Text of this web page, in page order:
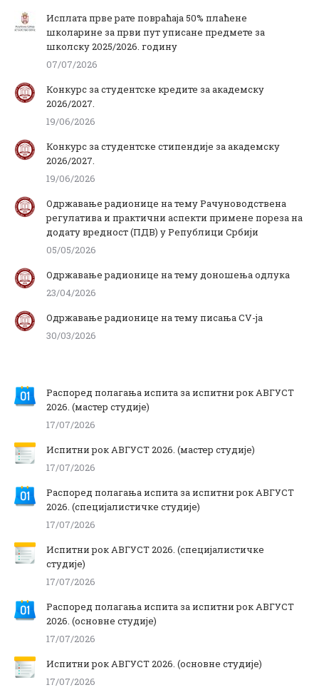
Исплата прве рате повраћаја 50% плаћене
школарине за први пут уписане предмете за
школску 2025/2026. годину
07/07/2026
Конкурс за студентске кредите за академску
2026/2027.
19/06/2026
Конкурс за студентске стипендије за академску
2026/2027.
19/06/2026
Одржавање радионице на тему Рачуноводствена
регулатива и практични аспекти примене пореза на
додату вредност (ПДВ) у Републици Србији
05/05/2026
Одржавање радионице на тему доношења одлука
23/04/2026
Одржавање радионице на тему писања CV-ja
30/03/2026
Распоред полагања испита за испитни рок АВГУСТ
2026. (мастер студије)
17/07/2026
Испитни рок АВГУСТ 2026. (мастер студије)
17/07/2026
Распоред полагања испита за испитни рок АВГУСТ
2026. (специјалистичке студије)
17/07/2026
Испитни рок АВГУСТ 2026. (специјалистичке
студије)
17/07/2026
Распоред полагања испита за испитни рок АВГУСТ
2026. (основне студије)
17/07/2026
Испитни рок АВГУСТ 2026. (основне студије)
17/07/2026